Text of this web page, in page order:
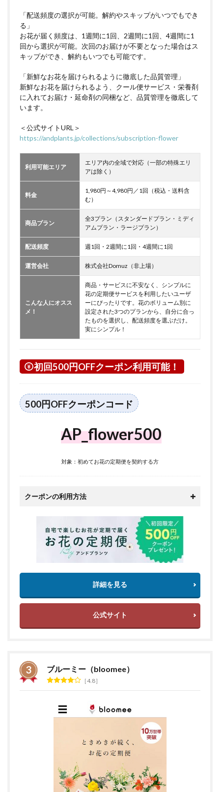
「配送頻度の選択が可能。解約やスキップがいつでもでき
る」
お花が届く頻度は、1週間に1回、2週間に1回、4週間に1
回から選択が可能。次回のお届けが不要となった場合はス
キップができ、解約もいつでも可能です。
「新鮮なお花を届けられるように徹底した品質管理」
新鮮なお花を届けられるよう、クール便サービス・栄養剤
に入れてお届け・延命剤の同梱など、品質管理を徹底して
います。
＜公式サイトURL＞
https://andplants.jp/collections/subscription-flower
利用可能エリア
エリア内の全域で対応（一部の特殊エリ
アは除く）
料金
1,980円～4,980円／1回（税込・送料含
む）
商品プラン
全3プラン（スタンダードプラン・ミディ
アムプラン・ラージプラン）
配送頻度 週1回・2週間に1回・4週間に1回
運営会社 株式会社Domuz（非上場）
こんな人にオスス
メ！
商品・サービスに不安なく、シンプルに
花の定期便サービスを利用したいユーザ
ーにぴったりです。花のボリューム別に
設定された3つのプランから、自分に合っ
たものを選択し、配送頻度を選ぶだけ。
実にシンプル！
初回500円OFFクーポン利用可能！
500円OFFクーポンコード
AP_flower500
対象：初めてお花の定期便を契約する方
クーポンの利用方法
詳細を見る
公式サイト
ブルーミー（bloomee）
4.8